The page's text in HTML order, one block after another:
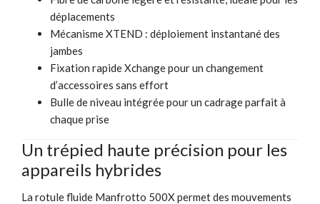
déplacements
Mécanisme XTEND : déploiement instantané des
jambes
Fixation rapide Xchange pour un changement
d’accessoires sans effort
Bulle de niveau intégrée pour un cadrage parfait à
chaque prise
Un trépied haute précision pour les
appareils hybrides
La rotule fluide Manfrotto 500X permet des mouvements